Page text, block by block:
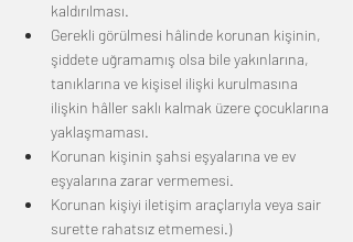
kaldırılması.
Gerekli görülmesi hâlinde korunan kişinin,
şiddete uğramamış olsa bile yakınlarına,
tanıklarına ve kişisel ilişki kurulmasına
ilişkin hâller saklı kalmak üzere çocuklarına
yaklaşmaması.
Korunan kişinin şahsi eşyalarına ve ev
eşyalarına zarar vermemesi.
Korunan kişiyi iletişim araçlarıyla veya sair
surette rahatsız etmemesi.)